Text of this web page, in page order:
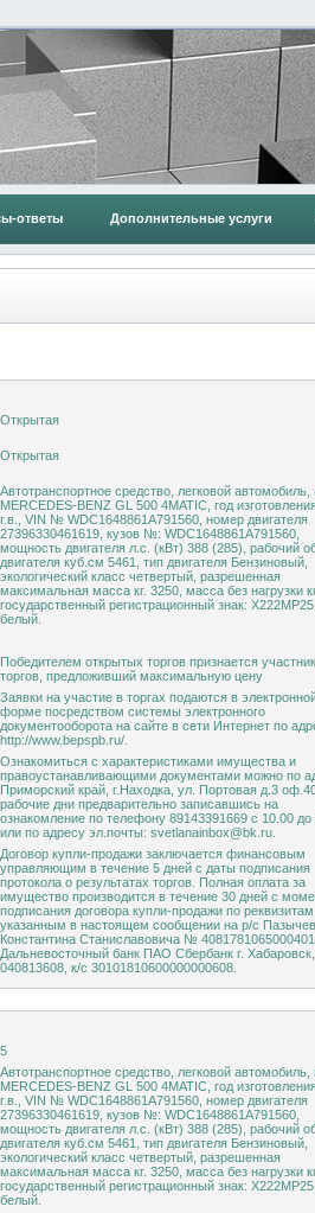
ответы Дополнительные услуги
Открытая
Открытая
Автотранспортное средство, легковой автомобиль,
MERCEDES-BENZ GL 500 4MATIC, год
г.в., VIN № WDC1648861A791560, номер двигателя
27396330461619, кузов №: WDC1648861A791560,
мощность двигателя л.с. (кВт) 388 (285), рабочий
двигателя куб.см 5461, тип двигателя Бензиновый,
экологический класс четвертый, разрешенная
максимальная масса кг. 3250, масса без нагрузки
государственный регистрационный знак:
белый.
Победителем открытых торгов признается участник
торгов, предложивший максимальную цену
Заявки на участие в торгах подаются в
форме посредством системы электронного
документооборота на сайте в сети Интернет по
http://www.bepspb.ru/.
Ознакомиться с характеристиками имущества и
правоустанавливающими документами можно по
Приморский край, г.Находка, ул. Портовая д.3
рабочие дни предварительно записавшись на
ознакомление по телефону 89143391669 с 10.00 до
или по адресу эл.почты: svetlanainbox@bk.ru.
Договор купли-продажи заключается финансовым
управляющим в течение 5 дней с даты подписания
протокола о результатах торгов. Полная оплата за
имущество производится в течение 30 дней с
подписания договора купли-продажи по реквизитам,
указанным в настоящем сообщении на р/с Пазычева
Константина Станиславовича №
Дальневосточный банк ПАО Сбербанк г.
040813608, к/с 30101810600000000608.
5
Автотранспортное средство, легковой автомобиль,
MERCEDES-BENZ GL 500 4MATIC, год
г.в., VIN № WDC1648861A791560, номер двигателя
27396330461619, кузов №: WDC1648861A791560,
мощность двигателя л.с. (кВт) 388 (285), рабочий
двигателя куб.см 5461, тип двигателя Бензиновый,
экологический класс четвертый, разрешенная
максимальная масса кг. 3250, масса без нагрузки
государственный регистрационный знак:
белый.